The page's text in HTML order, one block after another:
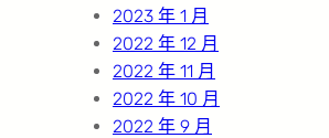
2023 年 1 月
2022 年 12 月
2022 年 11 月
2022 年 10 月
2022 年 9 月